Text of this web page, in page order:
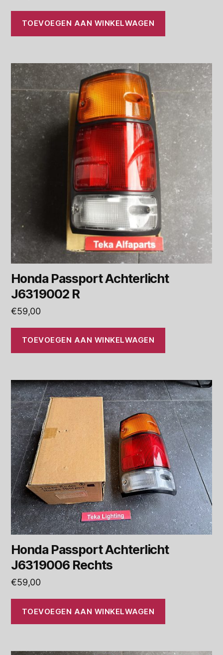
TOEVOEGEN AAN WINKELWAGEN
Honda Passport Achterlicht
J6319002 R
€59,00
TOEVOEGEN AAN WINKELWAGEN
Honda Passport Achterlicht
J6319006 Rechts
€59,00
TOEVOEGEN AAN WINKELWAGEN